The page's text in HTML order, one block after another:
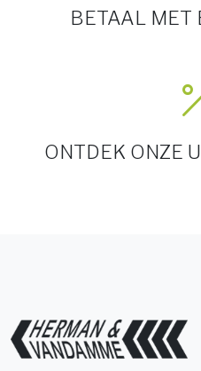
BETAAL MET
ONTDEK ONZE